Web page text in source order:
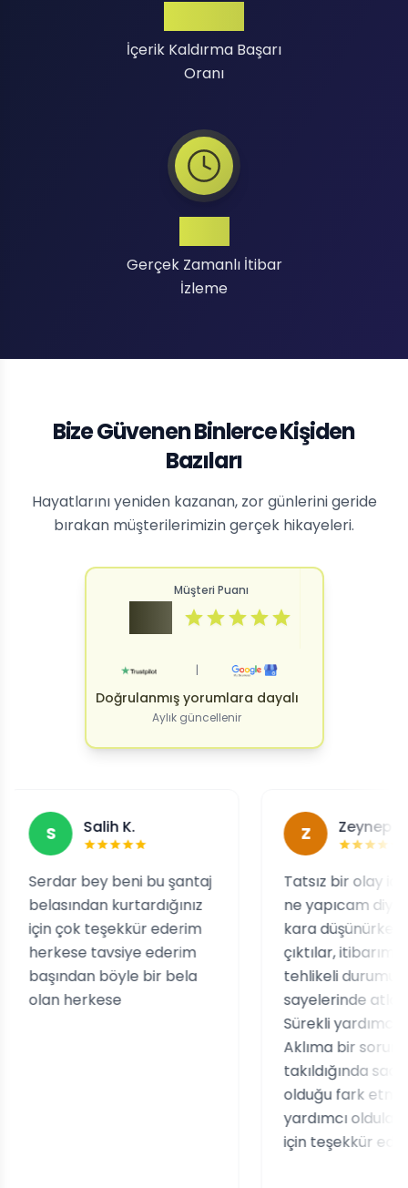
İçerik Kaldırma Başarı
Oranı
Gerçek Zamanlı İtibar
İzleme
Bize Güvenen Binlerce Kişiden
Bazıları
Hayatlarını yeniden kazanan, zor günlerini geride
bırakan müşterilerimizin gerçek hikayeleri.
Müşteri Puanı
|
Doğrulanmış yorumlara dayalı
Aylık güncellenir
Salih K.
bey beni bu şantaj
kurtardığınız
teşekkür ederim
tavsiye ederim
böyle bir bela
Zeynep C.
Tatsız bir olay içerisinde
ne yapıcam diye kara
kara düşünürken. Karşıma
çıktılar, itibarım için
tehlikeli durumu
sayelerinde atlattım.
Sürekli yardımcı oldular.
Aklıma bir sorun
takıldığında saat kaç
olduğu fark etmeksizin
yardımcı oldular. Emekleri
için teşekkür ederim.